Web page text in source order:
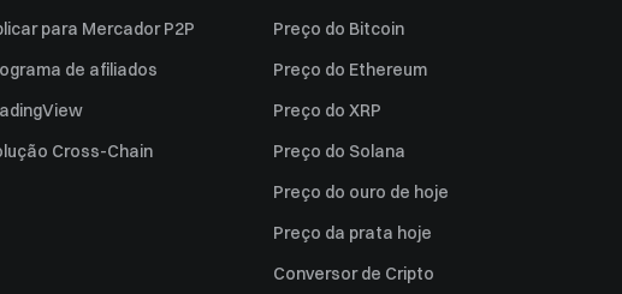
para Mercador P2P
de afiliados
Cross-Chain
Preço do Bitcoin
Preço do Ethereum
Preço do XRP
Preço do Solana
Preço do ouro de hoje
Preço da prata hoje
Conversor de Cripto